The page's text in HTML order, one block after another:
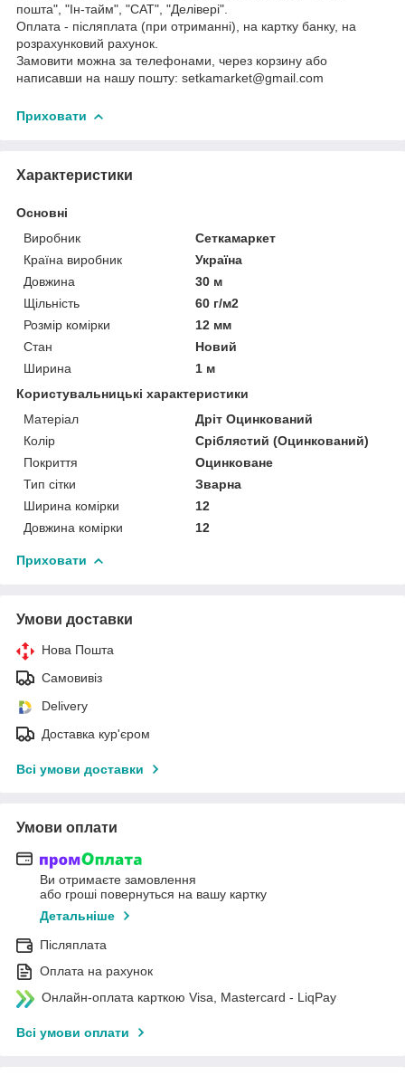
пошта", "Ін-тайм", "САТ", "Делівері".
Оплата - післяплата (при отриманні), на картку банку, на
розрахунковий рахунок.
Замовити можна за телефонами, через корзину або
написавши на нашу пошту: setkamarket@gmail.com
Приховати
Характеристики
Основні
Виробник
Сеткамаркет
Країна виробник
Україна
Довжина
30 м
Щільність
60 г/м2
Розмір комірки
12 мм
Стан
Новий
Ширина
1 м
Користувальницькі характеристики
Матеріал
Дріт Оцинкований
Колір
Сріблястий (Оцинкований)
Покриття
Оцинковане
Тип сітки
Зварна
Ширина комірки
12
Довжина комірки
12
Приховати
Умови доставки
Нова Пошта
Самовивіз
Delivery
Доставка кур'єром
Всі умови доставки
Умови оплати
Ви отримаєте замовлення
або гроші повернуться на вашу картку
Детальніше
Післяплата
Оплата на рахунок
Онлайн-оплата карткою Visa, Mastercard - LiqPay
Всі умови оплати